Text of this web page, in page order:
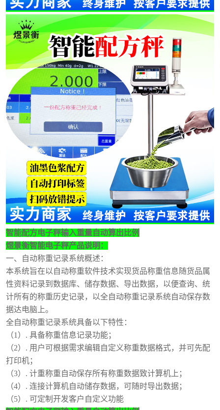
智能配方电子秤输入重量自动算出比例
煜景衡智能电子秤产品说明：
一、自动称重记录系统概述：
本系统旨在以自动称重软件技术实现货品称重信息随货品属
性资料记录到数据库、储存数据、导出数据，以便查询、统
计所有的称重历史记录，以全自动称重记录系统自动保存数
据达电脑上。
全自动称重记录系统具备以下特性：
（1）. 具备称重信息记录功能；
（2）. 用户可根据需求编辑自定义称重数据格式，并可先配
打印机；
（3）. 计重称重自动保存所有称重数据致计算机上；
（4）. 连接计算机自动储存数据，可随时导出数据；
（5）. 可定制开发客户自定义功能